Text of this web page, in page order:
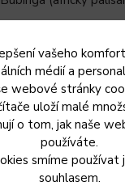
vašeho
médií a
webové stránky
uloží malé
o tom, jak naše
používáte.
smíme používat
souhlasem.
pokud ho
dřevěná rukojeť k
- postačí
utěrka na otření.